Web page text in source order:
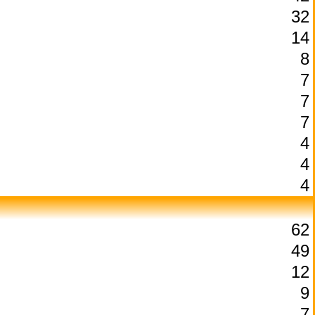
32
14
8
7
7
7
4
4
4
62
49
12
9